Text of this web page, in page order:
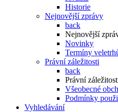
Historie
Nejnovější zprávy
back
Nejnovější
Novinky
Termíny
Právní záležitosti
back
Právní
Všeobecné
Podmínky
Vyhledávání